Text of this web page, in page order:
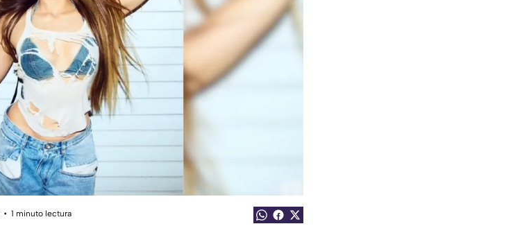
1 minuto lectura